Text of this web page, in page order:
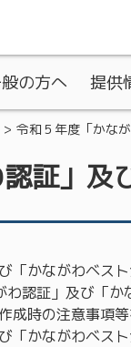
取得の流れ 認
の方へ 提供
令和５年度「かな
証」及
「かながわベス
認証」及び「
成時の注意事項
「かながわベス